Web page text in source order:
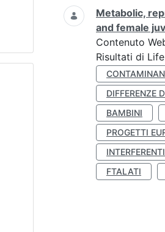
Ricerca
Metabolic,
and female
Contenuto
Risultati di
DIFFERENZE
BAMBINI
PROGETTI
FTALATI